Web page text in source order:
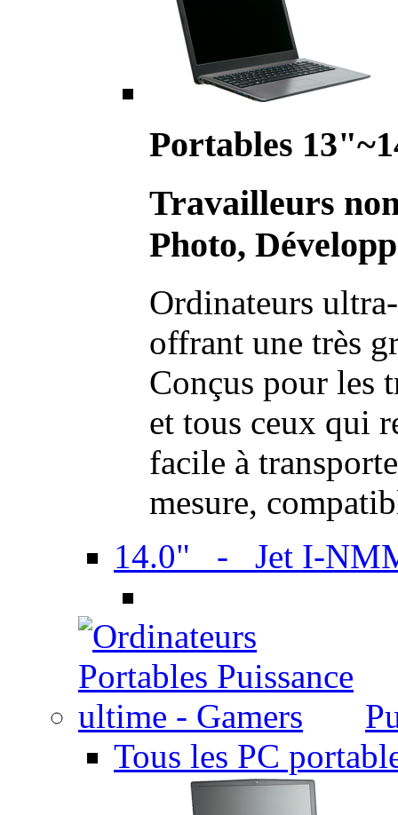
Portables
Travailleurs
Photo,
Ordinateurs
offrant une très
Conçus pour les
et tous ceux qui
facile à
mesure,
14.0" - Jet I-
Tous les PC